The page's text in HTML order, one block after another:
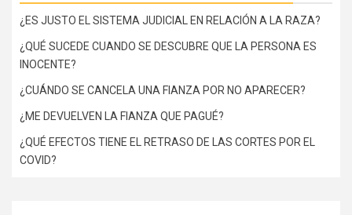
¿ES JUSTO EL SISTEMA JUDICIAL EN RELACIÓN A LA RAZA?
¿QUÉ SUCEDE CUANDO SE DESCUBRE QUE LA PERSONA ES
INOCENTE?
¿CUÁNDO SE CANCELA UNA FIANZA POR NO APARECER?
¿ME DEVUELVEN LA FIANZA QUE PAGUÉ?
¿QUÉ EFECTOS TIENE EL RETRASO DE LAS CORTES POR EL
COVID?